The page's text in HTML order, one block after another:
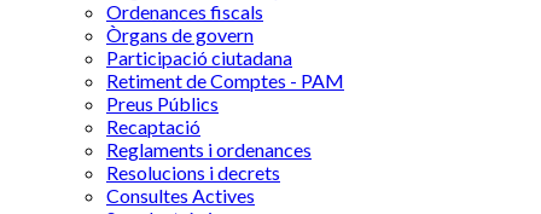
Ordenances fiscals
Òrgans de govern
Participació ciutadana
Retiment de Comptes - PAM
Preus Públics
Recaptació
Reglaments i ordenances
Resolucions i decrets
Consultes Actives